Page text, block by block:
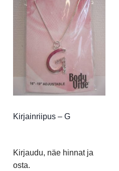
Kirjainriipus – G
Kirjaudu, näe hinnat ja
osta.